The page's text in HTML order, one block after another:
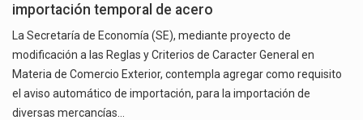
importación temporal de acero
La Secretaría de Economía (SE), mediante proyecto de
modificación a las Reglas y Criterios de Caracter General en
Materia de Comercio Exterior, contempla agregar como requisito
el aviso automático de importación, para la importación de
diversas mercancías…